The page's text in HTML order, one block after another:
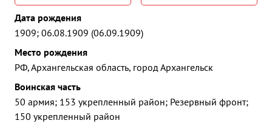
Дата рождения
1909; 06.08.1909 (06.09.1909)
Место рождения
РФ, Архангельская область, город Архангельск
Воинская часть
50 армия; 153 укрепленный район; Резервный фронт;
150 укрепленный район